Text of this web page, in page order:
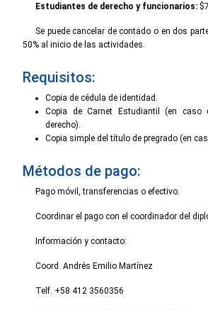
Estudiantes de derecho y funcionarios:
Se puede cancelar de contado o en dos
50% al inicio de las actividades.
Requisitos:
Copia de cédula de identidad.
Copia de Carnet Estudiantil (en caso
derecho).
Copia simple del título de pregrado (en
Métodos de pago:
Pago móvil, transferencias o efectivo.
Coordinar el pago con el coordinador del
Información y contacto:
Coord. Andrés Emilio Martínez
Telf. +58 412 3560356